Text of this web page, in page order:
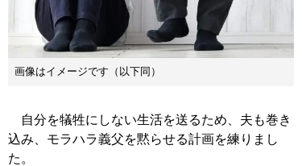
画像はイメージです（以下同）
自分を犠牲にしない生活を送るため、夫も巻き
込み、モラハラ義父を黙らせる計画を練りまし
た。